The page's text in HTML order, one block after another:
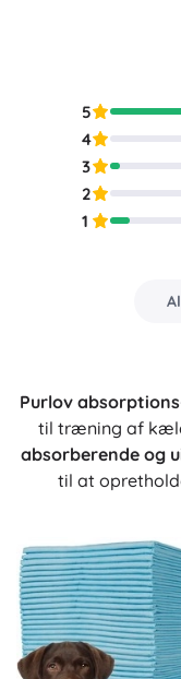
5
4
3
2
1
Purlov
til træning af
absorberende og
til at